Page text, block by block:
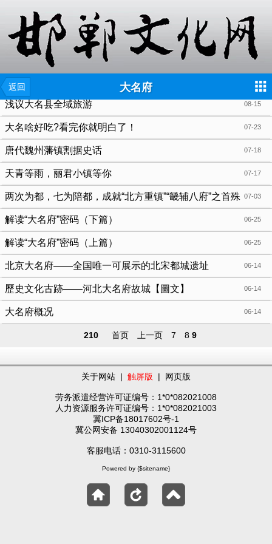
返回 大名府
08-15
浅议大名县全域旅游
07-23
大名啥好吃?看完你就明白了！
07-18
唐代魏州藩镇割据史话
07-17
天青等雨，丽君小镇等你
07-03
两次为都，七为陪都，成就“北方重镇”“畿辅八府”之首殊
荣！鼎鼎大名“大名府”！ 06-25
解读“大名府”密码（下篇）
06-25
解读“大名府”密码（上篇）
06-14
北京大名府——全国唯一可展示的北宋都城遗址
06-14
歷史文化古跡——河北大名府故城【圖文】
06-14
大名府概况
210 首页 上一页 7 8 9
关于网站 | 触屏版 | 网页版
劳务派遣经营许可证编号：1*0*082021008
人力资源服务许可证编号：1*0*082021003
冀ICP备18017602号-1
冀公网安备 13040302001124号
客服电话：0310-3115600
Powered by {$sitename}